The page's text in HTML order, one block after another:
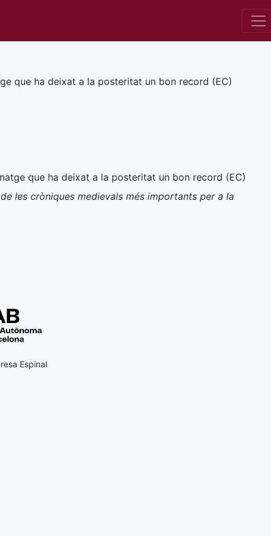
que ha deixat a la posteritat un bon record (EC)
que ha deixat a la posteritat un bon record (EC)
les cròniques medievals més importants per a la
Espinal